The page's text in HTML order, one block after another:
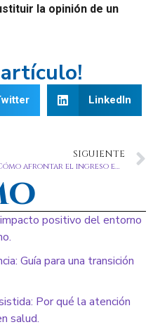
la opinión de un
LinkedIn
SIGUIENTE
Cómo afrontar el ingreso en una residencia de ancianos en Sevilla
positivo del entorno
Guía para una transición
Por qué la atención
salud.